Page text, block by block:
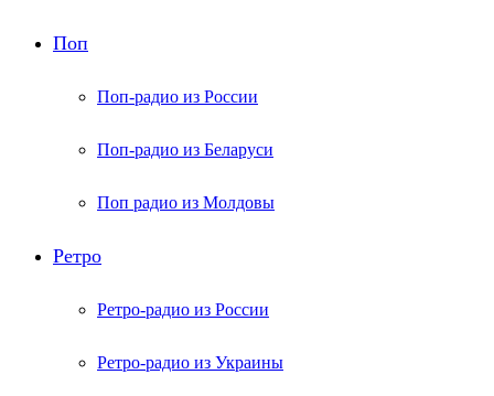
Поп
Поп-радио из России
Поп-радио из Беларуси
Поп радио из Молдовы
Ретро
Ретро-радио из России
Ретро-радио из Украины